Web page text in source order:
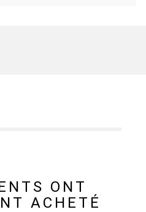
ONT
ACHETÉ